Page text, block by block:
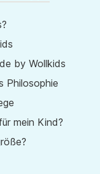
by Wollkids
Philosophie
mein Kind?